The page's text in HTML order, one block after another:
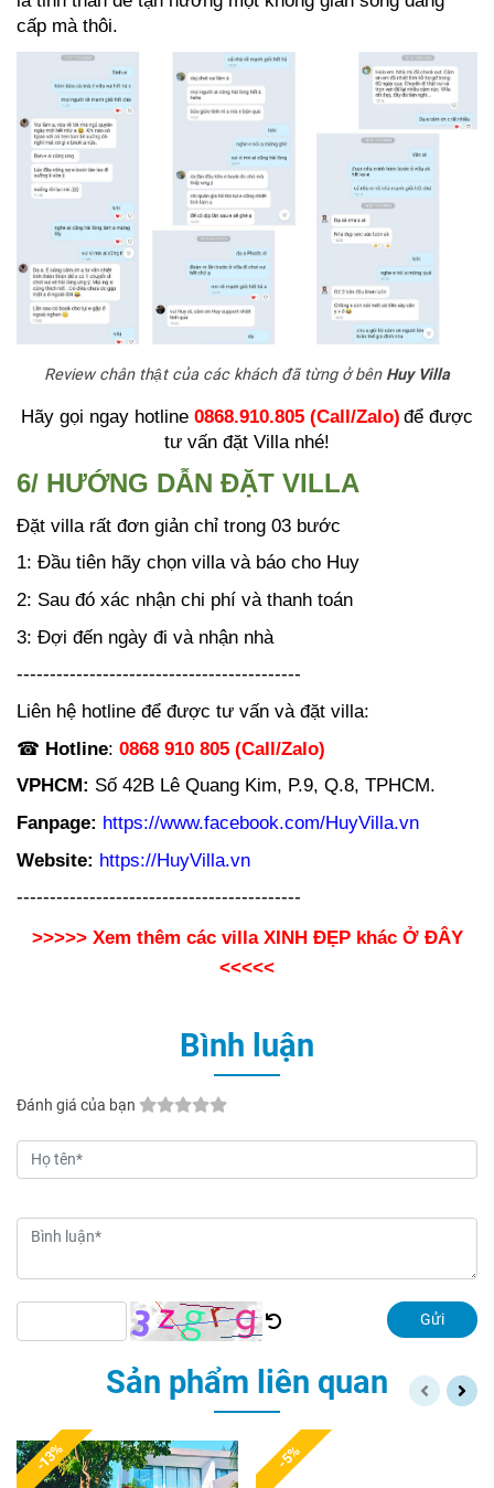
cấp mà thôi.
Review chân thật của các khách đã từng ở bên Huy Villa
Hãy gọi ngay hotline 0868.910.805 (Call/Zalo) để được
tư vấn đặt Villa nhé!
6/ HƯỚNG DẪN ĐẶT VILLA
Đặt villa rất đơn giản chỉ trong 03 bước
1: Đầu tiên hãy chọn villa và báo cho Huy
2: Sau đó xác nhận chi phí và thanh toán
3: Đợi đến ngày đi và nhận nhà
-------------------------------------------
Liên hệ hotline để được tư vấn và đặt villa:
☎ Hotline: 0868 910 805 (Call/Zalo)
VPHCM: Số 42B Lê Quang Kim, P.9, Q.8, TPHCM.
Fanpage: https://www.facebook.com/HuyVilla.vn
Website: https://HuyVilla.vn
-------------------------------------------
>>>>> Xem thêm các villa XINH ĐẸP khác Ở ĐÂY
<<<<<
Bình luận
Đánh giá của bạn
Gửi
Sản phẩm liên quan
-13% -5%